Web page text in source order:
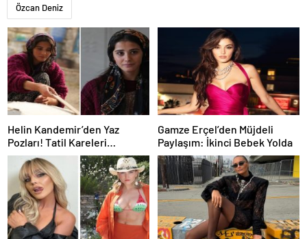
Özcan Deniz
Helin Kandemir’den Yaz
Pozları! Tatil Kareleri
Takipçilerinden Tam Not Aldı
Gamze Erçel’den Müjdeli
Paylaşım: İkinci Bebek Yolda